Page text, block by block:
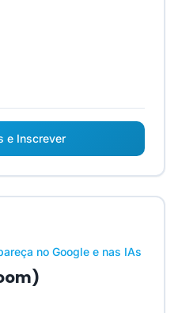
e Inscrever
no Google e nas IAs